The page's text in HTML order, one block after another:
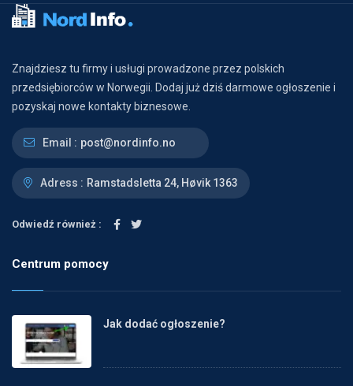
Znajdziesz tu firmy i usługi prowadzone przez polskich
przedsiębiorców w Norwegii. Dodaj już dziś darmowe ogłoszenie i
pozyskaj nowe kontakty biznesowe.
Email : post@nordinfo.no
Adress : Ramstadsletta 24, Høvik 1363
Odwiedź również :
Centrum pomocy
Jak dodać ogłoszenie?